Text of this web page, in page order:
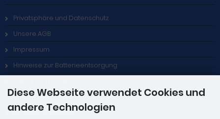
Privatsphäre und Datenschutz
Unsere AGB
Impressum
Hinweise zur Batterieentsorgung
Zahlungsmethoden
Diese Webseite verwendet Cookies und
andere Technologien